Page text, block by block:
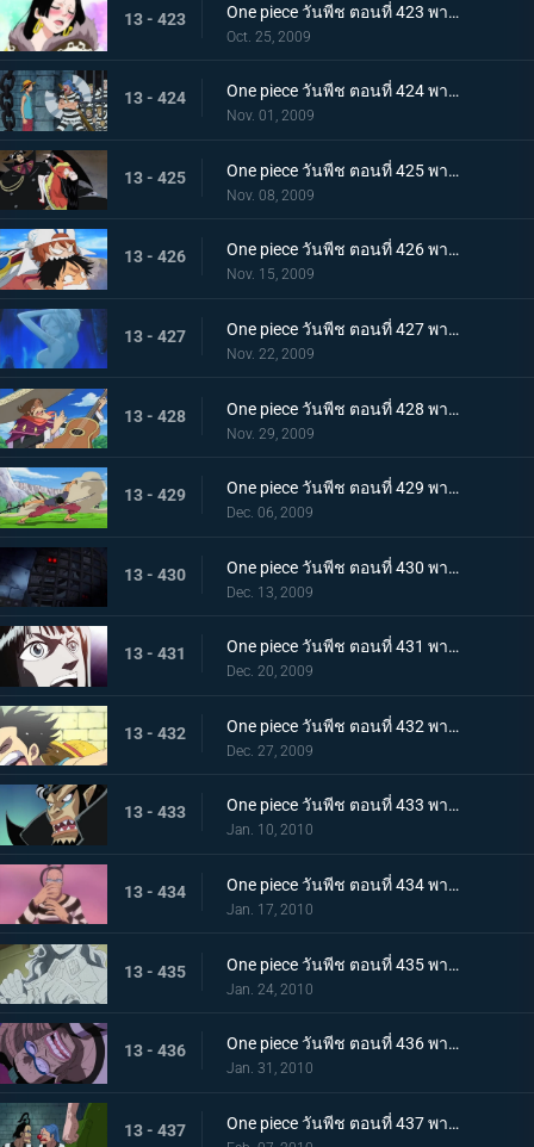
13 - 423 One piece วันพีช ตอนที่ 423 พากย์ไทย พบกันอีกครั้งในนรก!? ผู้มีพลังผลบาระบาระ!
Oct. 25, 2009
13 - 424 One piece วันพีช ตอนที่ 424 พากย์ไทย ถล่มนรกดอกบัวแดง! กับแผนการสุดอลังการของบากี้
Nov. 01, 2009
13 - 425 One piece วันพีช ตอนที่ 425 พากย์ไทย ชายที่แข็งแกร่งที่สุดในคุก! มนุษย์พิษร้ายพัศดีมาเจลแลน
Nov. 08, 2009
13 - 426 One piece วันพีช ตอนที่ 426 พากย์ไทย ตอนพิเศษก่อนเข้าภาคมูฟวี่ ความทะเยอทะยานของราชสีห์ทองคำที่เริ่มเคลื่อนไหว!
Nov. 15, 2009
13 - 427 One piece วันพีช ตอนที่ 427 พากย์ไทย ตอนพิเศษก่อนเข้าภาคมูฟวี่! ลิตเติ้ลอีสต์บลูที่ถูกหมายตา!
Nov. 22, 2009
13 - 428 One piece วันพีช ตอนที่ 428 พากย์ไทย ตอนพิเศษก่อนเข้าภาคมูฟวี่! โจรสลัดอามิโก้บุกโจมตี!
Nov. 29, 2009
13 - 429 One piece วันพีช ตอนที่ 429 พากย์ไทย ตอนพิเศษก่อนเข้าภาคมูฟวี่! ศึกชี้ชะตา ลูฟี่ ปะทะ ลาร์โก้
Dec. 06, 2009
13 - 430 One piece วันพีช ตอนที่ 430 พากย์ไทย เจ็ดเทพโจรสลัดที่ถูกจองจำ! ชายชาตรีแห่งท้องทะเล "จินเบ"
Dec. 13, 2009
13 - 431 One piece วันพีช ตอนที่ 431 พากย์ไทย กับดักของหัวหน้าผู้คุมชัลเดร! เลเวล 3 นรกแห่งความอดอยาก
Dec. 20, 2009
13 - 432 One piece วันพีช ตอนที่ 432 พากย์ไทย หงส์ขาวที่ถูกปลดปล่อย! พบกันอีกครั้งกับบอนเคร
Dec. 27, 2009
13 - 433 One piece วันพีช ตอนที่ 433 พากย์ไทย พัศดีมาเจลแลนเริ่มเคลื่อนไหว จนตรอก!หมวกฟางถูกล้อม
Jan. 10, 2010
13 - 434 One piece วันพีช ตอนที่ 434 พากย์ไทย กำลังพลทั้งหมดมารวมตัว! ศึกตัดสินที่เลเวล 4 นรกไฟโลกันต์
Jan. 17, 2010
13 - 435 One piece วันพีช ตอนที่ 435 พากย์ไทย มาเจลแลนสุดแกร่ง! บอนเครหลบหนีโดยไม่สู้!
Jan. 24, 2010
13 - 436 One piece วันพีช ตอนที่ 436 พากย์ไทย รู้ผลแพ้ชนะ! ลูฟี่ทุ่มชีวิตโจมตีครั้งสุดท้าย
Jan. 31, 2010
13 - 437 One piece วันพีช ตอนที่ 437 พากย์ไทย เพราะเราคือเพื่อนกัน บอนเครบุกเข้าช่วยอย่างไม่คิดชีวิต